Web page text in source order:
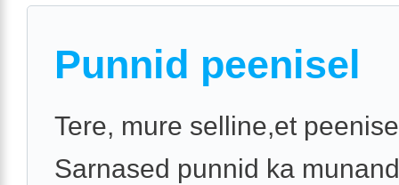
Punnid peenisel
Tere, mure selline,et
Sarnased punnid ka